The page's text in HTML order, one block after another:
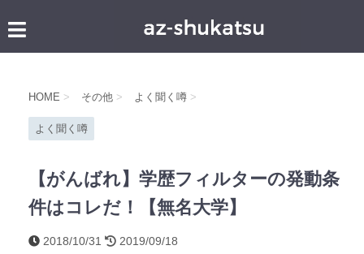
HOME > その他 > よく聞く噂 >
よく聞く噂
【がんばれ】学歴フィルターの発動条
件はコレだ！【無名大学】
2018/10/31 2019/09/18